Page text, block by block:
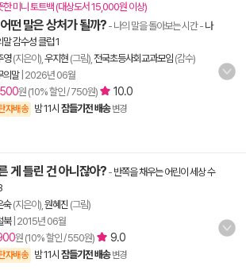
한 미니 토트백 (대상도서 15,000원 이상)
떤 말은 상처가 될까? - 나의 말을 돌아보는 시간- 나
말 감수성 클럽 1
영(지은이), 우지현 (그림), 전국초등사회교과모임 (감수)
의말| 2026년 06월
원 (10% 할인 / 750원) 10.0
자배송 밤 11시 잠들기전 배송 변경
게 틀린 건 아니잖아? - 반쪽을 채우는 어린이 세상 수
숙(지은이), 원혜진 (그림)
북| 2015년 06월
원 (10% 할인 / 550원) 9.0
자배송 밤 11시 잠들기전 배송 변경